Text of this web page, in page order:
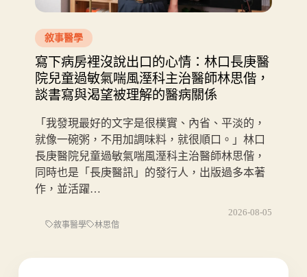
敘事醫學
寫下病房裡沒說出口的心情：林口長庚醫
院兒童過敏氣喘風溼科主治醫師林思偕，
談書寫與渴望被理解的醫病關係
「我發現最好的文字是很樸實、內省、平淡的，
就像一碗粥，不用加調味料，就很順口。」林口
長庚醫院兒童過敏氣喘風溼科主治醫師林思偕，
同時也是「長庚醫訊」的發行人，出版過多本著
作，並活躍…
2026-08-05
敘事醫學 林思偕